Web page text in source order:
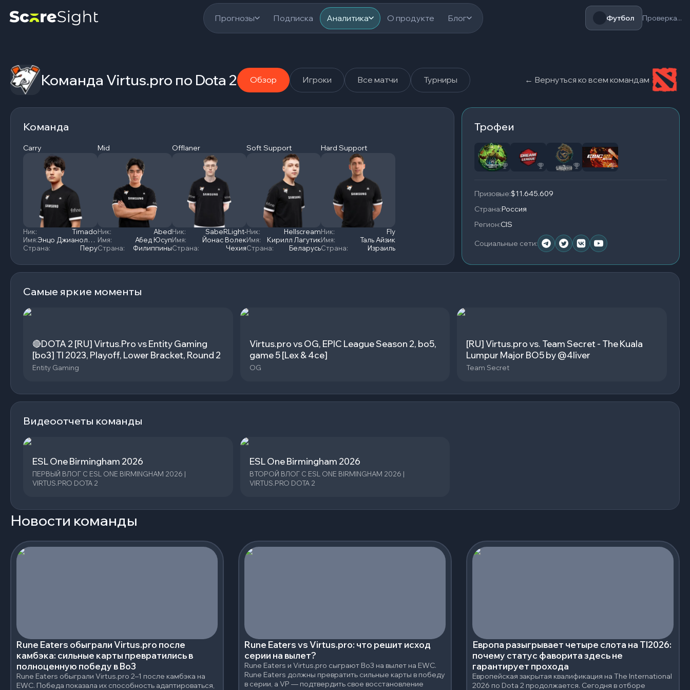
Прогнозы Подписка Аналитика О продукте Блог Футбол Проверка...
Команда Virtus.pro по Dota 2 Обзор Игроки Все матчи Турниры ← Вернуться ко всем командам
Команда
Carry
Ник:
Timado
Имя:
Энцо Джианоли О’Коннор
Страна: Перу
Mid
Ник:
Abed
Имя:
Абед Юсуп
Страна: Филиппины
Offlaner
Ник:
SabeRLight-
Имя:
Йонас Волек
Страна: Чехия
Soft Support
Ник:
Hellscream
Имя:
Кирилл Лагутик
Страна: Беларусь
Hard Support
Ник:
Fly
Имя:
Таль Айзик
Страна: Израиль
Трофеи
Призовые:$11.645.609
Страна:Россия
Регион:CIS
Социальные сети:
Самые яркие моменты
🔴DOTA 2 [RU] Virtus.Pro vs Entity Gaming
[bo3] TI 2023, Playoff, Lower Bracket, Round 2
Entity Gaming
Virtus.pro vs OG, EPIC League Season 2, bo5,
game 5 [Lex & 4ce]
OG
[RU] Virtus.pro vs. Team Secret - The Kuala
Lumpur Major BO5 by @4liver
Team Secret
Видеоотчеты команды
ESL One Birmingham 2026
ПЕРВЫЙ ВЛОГ С ESL ONE BIRMINGHAM 2026 |
VIRTUS.PRO DOTA 2
ESL One Birmingham 2026
ВТОРОЙ ВЛОГ С ESL ONE BIRMINGHAM 2026 |
VIRTUS.PRO DOTA 2
Новости команды
Rune Eaters обыграли Virtus.pro после
камбэка: сильные карты превратились в
полноценную победу в Bo3
Rune Eaters обыграли Virtus.pro 2–1 после камбэка на
EWC. Победа показала их способность адаптироваться,
Rune Eaters vs Virtus.pro: что решит исход
серии на вылет?
Rune Eaters и Virtus.pro сыграют Bo3 на вылет на EWC.
Rune Eaters должны превратить сильные карты в победу
в серии, а VP — подтвердить свое восстановление
Европа разыгрывает четыре слота на TI2026:
почему статус фаворита здесь не
гарантирует проходa
Европейская закрытая квалификация на The International
2026 по Dota 2 продолжается. Сегодня в отборе